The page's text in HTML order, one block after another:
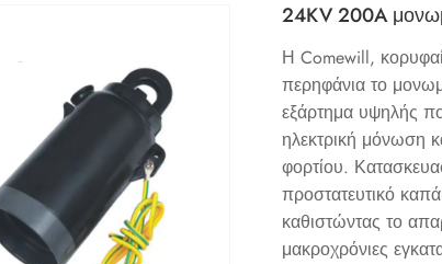
24KV 200A
Η Comewill,
περηφάνια το
εξάρτημα υψηλής
ηλεκτρική μόνωση
φορτίου.
προστατευτικό
καθιστώντας το
μακροχρόνιες